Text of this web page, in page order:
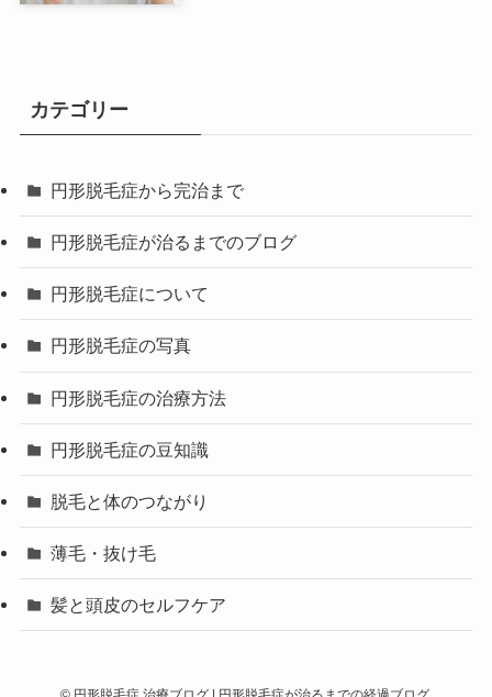
カテゴリー
円形脱毛症から完治まで
円形脱毛症が治るまでのブログ
円形脱毛症について
円形脱毛症の写真
円形脱毛症の治療方法
円形脱毛症の豆知識
脱毛と体のつながり
薄毛・抜け毛
髪と頭皮のセルフケア